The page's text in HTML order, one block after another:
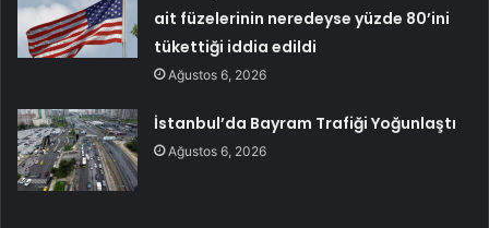
ait füzelerinin neredeyse yüzde 80’ini
tükettiği iddia edildi
Ağustos 6, 2026
İstanbul’da Bayram Trafiği Yoğunlaştı
Ağustos 6, 2026